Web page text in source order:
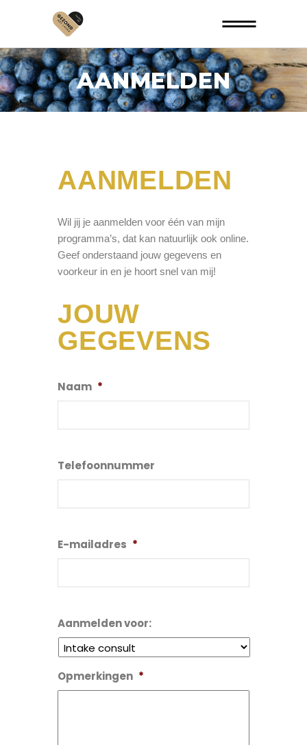
AANMELDEN
AANMELDEN
Wil jij je aanmelden voor één van mijn
programma’s, dat kan natuurlijk ook online.
Geef onderstaand jouw gegevens en
voorkeur in en je hoort snel van mij!
JOUW
GEGEVENS
Naam *
Telefoonnummer
E-mailadres *
Aanmelden voor:
Opmerkingen *